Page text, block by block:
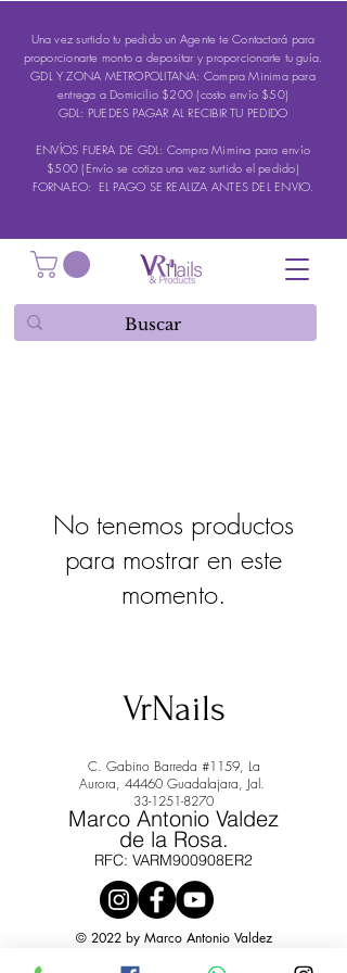
Una vez surtido tu pedido un Agente te Contactará para
proporcionarte monto a depositar y proporcionarte tu guía.
GDL Y ZONA METROPOLITANA: Compra Minima para
entrega a Domicilio $200 (costo envío $50)
GDL: PUEDES PAGAR AL RECIBIR TU PEDIDO
ENVÍOS FUERA DE GDL: Compra Mimina para envío
$500 (Envío se cotiza una vez surtido el pedido)
FORNAEO: EL PAGO SE REALIZA ANTES DEL ENVIO.
No tenemos productos
para mostrar en este
momento.
VrNails
C. Gabino Barreda #1159, La
Aurora, 44460 Guadalajara, Jal.
33-1251-8270
Marco Antonio Valdez
de la Rosa.
RFC: VARM900908ER2
© 2022 by Marco Antonio Valdez